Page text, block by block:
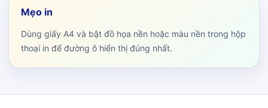
Mẹo in
Dùng giấy A4 và bật đồ họa nền hoặc màu nền trong hộp
thoại in để đường ô hiển thị đúng nhất.